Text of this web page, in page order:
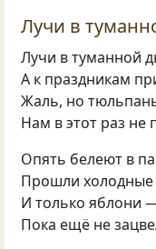
Лучи в
Лучи в туманной
А к праздникам
Жаль, но
Нам в этот раз не
Опять белеют в
Прошли холодные
И только яблони
Пока ещё не